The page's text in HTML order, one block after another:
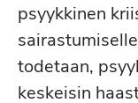
psyykkinen
todetaan,
keskeisin